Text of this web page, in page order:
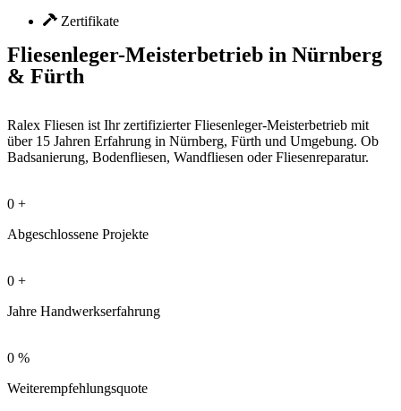
Zertifikate
Fliesenleger-Meisterbetrieb in Nürnberg
& Fürth
Ralex Fliesen ist Ihr zertifizierter Fliesenleger-Meisterbetrieb mit
über 15 Jahren Erfahrung in Nürnberg, Fürth und Umgebung. Ob
Badsanierung, Bodenfliesen, Wandfliesen oder Fliesenreparatur.
0 +
Abgeschlossene Projekte
0 +
Jahre Handwerkserfahrung
0 %
Weiterempfehlungsquote